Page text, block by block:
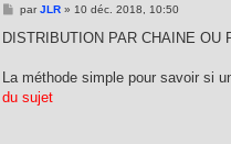
M
s
g
parJLR» 10 déc. 2018, 10:50
DISTRIBUTION PAR CHAINE OU
La méthode simple pour savoir si
du sujet